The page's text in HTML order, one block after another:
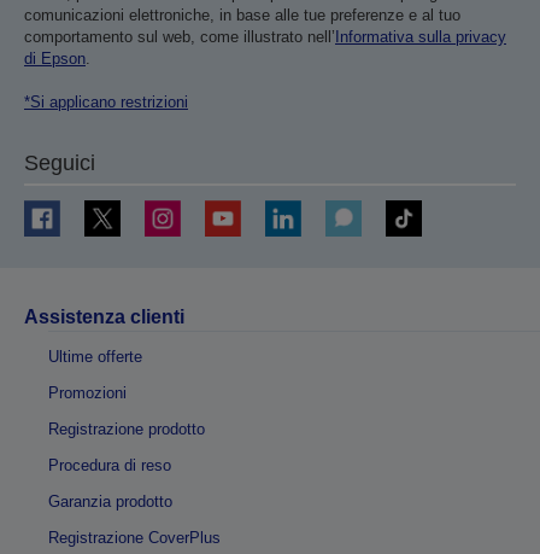
comunicazioni elettroniche, in base alle tue preferenze e al tuo
comportamento sul web, come illustrato nell’Informativa sulla privacy
di Epson
*Si applicano restrizioni
Seguici
Assistenza clienti
Ultime offerte
Promozioni
Registrazione prodotto
Procedura di reso
Garanzia prodotto
Registrazione CoverPlus